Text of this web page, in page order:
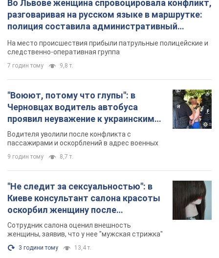
Во Львове женщина спровоцировала конфликт,
разговаривая на русском языке в маршрутке:
полиция составила административный
протокол. Видео
На место происшествия прибыли патрульные полицейские и
следственно-оперативная группа
7 годин тому 9,8 т.
"Воюют, потому что глупы": в
Черновцах водитель автобуса
проявил неуважение к украинским
военным и поплатился за это.
Видео
Водителя уволили после конфликта с
пассажирами и оскорблений в адрес военных
9 годин тому 8,7 т.
"Не следит за сексуальностью": в
Киеве консультант салона красоты
оскорбил женщину после
химиотерапии, разгорелся скандал.
Фото
Сотрудник салона оценил внешность
женщины, заявив, что у нее "мужская стрижка"
3 години тому 13,4 т.